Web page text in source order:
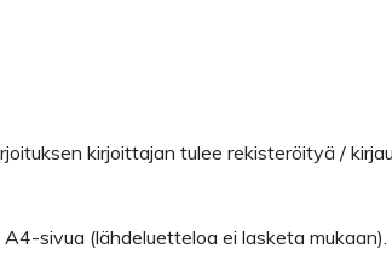
kirjoittajan tulee rekisteröityä /
sivua (lähdeluetteloa ei lasketa mukaan).